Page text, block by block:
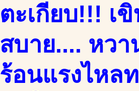
ตะเกียบ!!! เ
สบาย.... หว
ร้อนแรงไหล